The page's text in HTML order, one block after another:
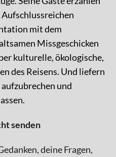
mit dem
Missgeschicken
kulturelle, ökologische,
des Reisens. Und liefern
und
senden
deine Fragen,